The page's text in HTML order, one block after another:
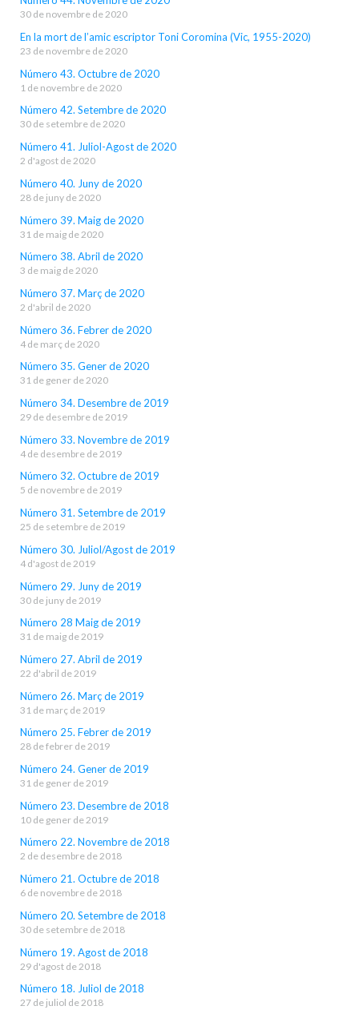
30 de novembre de 2020
En la mort de l’amic escriptor Toni Coromina (Vic, 1955-2020)
23 de novembre de 2020
Número 43. Octubre de 2020
1 de novembre de 2020
Número 42. Setembre de 2020
30 de setembre de 2020
Número 41. Juliol-Agost de 2020
2 d'agost de 2020
Número 40. Juny de 2020
28 de juny de 2020
Número 39. Maig de 2020
31 de maig de 2020
Número 38. Abril de 2020
3 de maig de 2020
Número 37. Març de 2020
2 d'abril de 2020
Número 36. Febrer de 2020
4 de març de 2020
Número 35. Gener de 2020
31 de gener de 2020
Número 34. Desembre de 2019
29 de desembre de 2019
Número 33. Novembre de 2019
4 de desembre de 2019
Número 32. Octubre de 2019
5 de novembre de 2019
Número 31. Setembre de 2019
25 de setembre de 2019
Número 30. Juliol/Agost de 2019
4 d'agost de 2019
Número 29. Juny de 2019
30 de juny de 2019
Número 28 Maig de 2019
31 de maig de 2019
Número 27. Abril de 2019
22 d'abril de 2019
Número 26. Març de 2019
31 de març de 2019
Número 25. Febrer de 2019
28 de febrer de 2019
Número 24. Gener de 2019
31 de gener de 2019
Número 23. Desembre de 2018
10 de gener de 2019
Número 22. Novembre de 2018
2 de desembre de 2018
Número 21. Octubre de 2018
6 de novembre de 2018
Número 20. Setembre de 2018
30 de setembre de 2018
Número 19. Agost de 2018
29 d'agost de 2018
Número 18. Juliol de 2018
27 de juliol de 2018